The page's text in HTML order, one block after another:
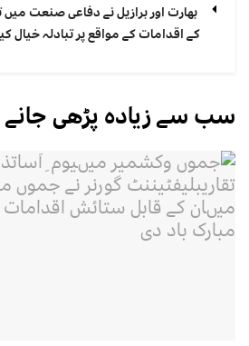
بھارت اور برازیل نے دفاعی صنعت
کے اقدامات کے مواقع پر تبادلہ خیال
سب سے زیادہ پڑھی جانے